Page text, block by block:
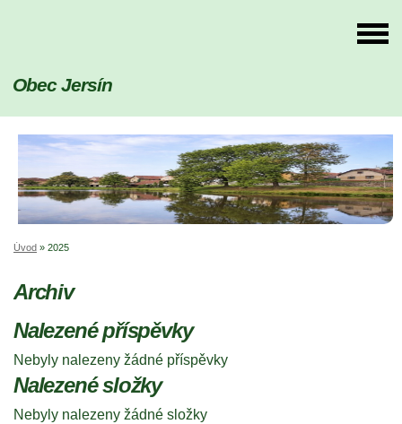
Obec Jersín
Úvod » 2025
Archiv
Nalezené příspěvky
Nebyly nalezeny žádné příspěvky
Nalezené složky
Nebyly nalezeny žádné složky